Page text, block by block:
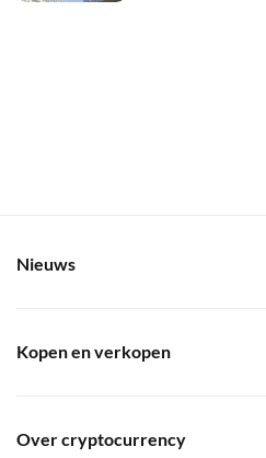
Nieuws
Kopen en verkopen
Over cryptocurrency